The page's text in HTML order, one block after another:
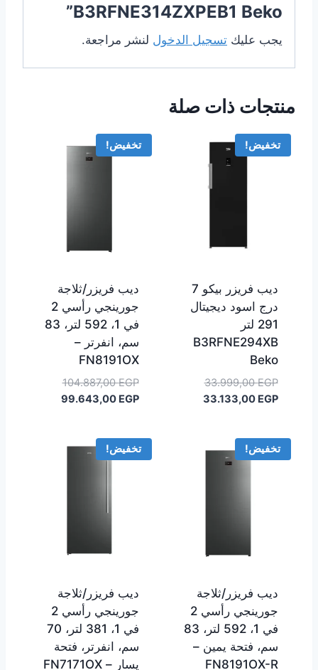
B3RFNE314ZXPEB1 Beko”
يجب عليك تسجيل الدخول لنشر مراجعة.
منتجات ذات صلة
تخفيض!
ديب فريزر بيكو 7
درج اسود ديجيتال
291 لتر
B3RFNE294XB
Beko
33.999,00EGP
السعر
الأصلي33.133,00 EGP
السعر
تخفيض!
ديب فريزر/ثلاجة
جورينجي رأسي 2
في 1، 592 لتر، 83
سم، انفرتر –
FN8191OX
104.887,00EGP
السعر
الأصلي99.643,00 EGP
السعر
تخفيض!
ديب فريزر/ثلاجة
جورينجي رأسي 2
في 1، 592 لتر، 83
سم، فتحة يمين –
FN8191OX-R
تخفيض!
ديب فريزر/ثلاجة
جورينجي رأسي 2
في 1، 381 لتر، 70
سم، انفرتر، فتحة
يسار – FN7171OX